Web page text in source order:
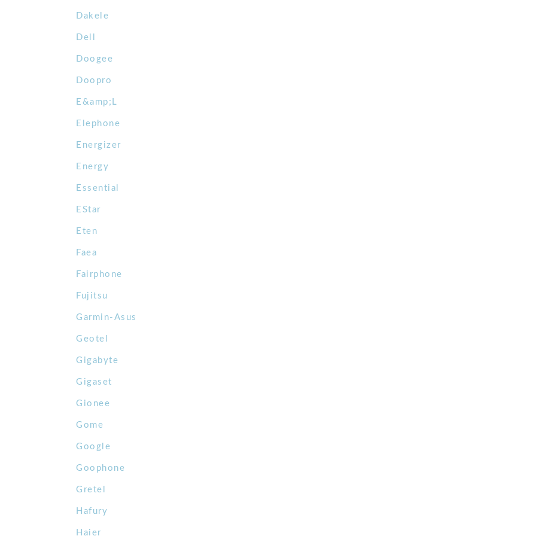
Dakele
Dell
Doogee
Doopro
E&amp;L
Elephone
Energizer
Energy
Essential
EStar
Eten
Faea
Fairphone
Fujitsu
Garmin-Asus
Geotel
Gigabyte
Gigaset
Gionee
Gome
Google
Goophone
Gretel
Hafury
Haier